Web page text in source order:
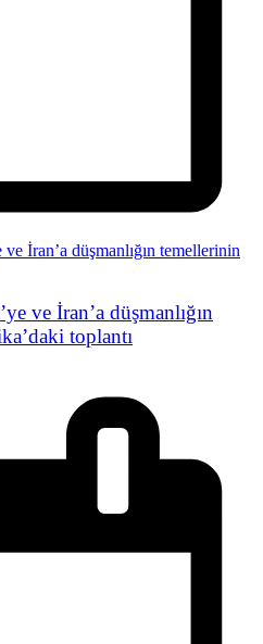
ve İran’a düşmanlığın
toplantı